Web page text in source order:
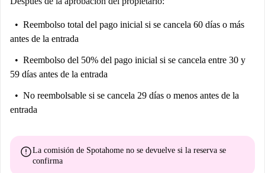
un barrio residencial tranquilo. Tienes todo lo que necesitas para tu vida
diaria justo en la puerta de tu casa ”.
Ayúdame a decidir ...
calle De Valderrodrigo, Madrid. Cuenta con una amplia sala de estar y
una elegante decoración en un tranquilo suburbio de Madrid.
¿Cansado del ajetreo y el bullicio del Centro? Dale una oportunidad a
Tetuán y descubre por qué es un favorito local. ¿Fumador? Puedes volar
en tu habitación.
Reembolso total del pago inicial si se cancela 60 días o más
antes de la entrada
Reembolso del 50% del pago inicial si se cancela entre 30 y
59 días antes de la entrada
No reembolsable si se cancela 29 días o menos antes de la
entrada
errorLa comisión de Spotahome no se devuelve si la reserva se
confirma